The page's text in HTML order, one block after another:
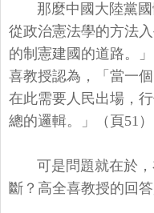
那麼中國大陸黨
從政治憲法學的方法入
的制憲建國的道路。」
喜教授認為，「 當一
在此需要人民出場，
總的邏輯。」（頁51）
可是問題就在於
斷？高全喜教授的回答